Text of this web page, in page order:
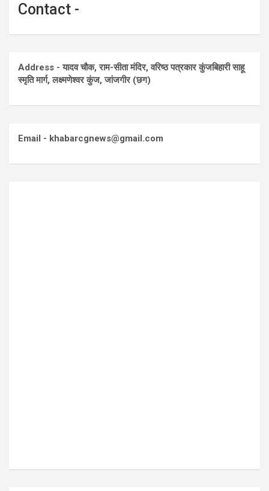
Contact -
Address - यादव चौक, राम-सीता मंदिर, वरिष्ठ पत्रकार कुंजबिहारी साहू
स्मृति मार्ग, लक्ष्मणेश्वर कुंज, जांजगीर (छग)
Email - khabarcgnews@gmail.com